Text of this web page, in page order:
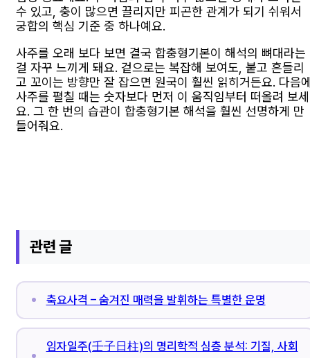
수 있고, 충이 많으면 끌리지만 피곤한 관계가 되기 쉬워서
궁합의 핵심 기준 중 하나예요.
사주를 오래 보다 보면 결국 합충형기본이 해석의 뼈대라는
걸 자꾸 느끼게 돼요. 겉으로는 복잡해 보여도, 붙고 흔들리
고 꼬이는 방향만 잘 잡으면 원국이 훨씬 읽히거든요. 다음
사주를 펼칠 때는 숫자보다 먼저 이 움직임부터 떠올려 보세
요. 그 한 번의 습관이 합충형기본 해석을 훨씬 선명하게 만
들어줘요.
관련 글
축요사격 – 숨겨진 매력을 발휘하는 특별한 운명
임자일주(壬子日柱)의 명리학적 심층 분석: 기질, 사회